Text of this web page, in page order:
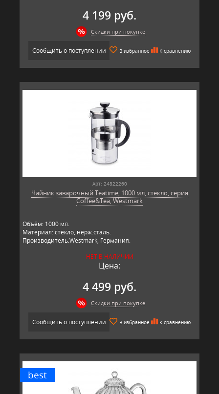
4 199 руб.
Скидки при покупке
Сообщить о поступлении В избранное К сравнению
Арт: 24822260
Чайник заварочный Teatime, 1000 мл, стекло, серия
Coffee&Tea, Westmark
Объём: 1000 мл.
Материал: стекло, нерж.сталь.
Производитель:Westmark, Германия.
НЕТ В НАЛИЧИИ
Цена:
4 499 руб.
Скидки при покупке
Сообщить о поступлении В избранное К сравнению
best